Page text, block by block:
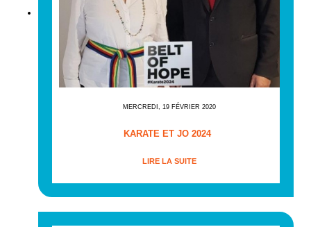
MERCREDI, 19 FÉVRIER 2020
KARATE ET JO 2024
LIRE LA SUITE